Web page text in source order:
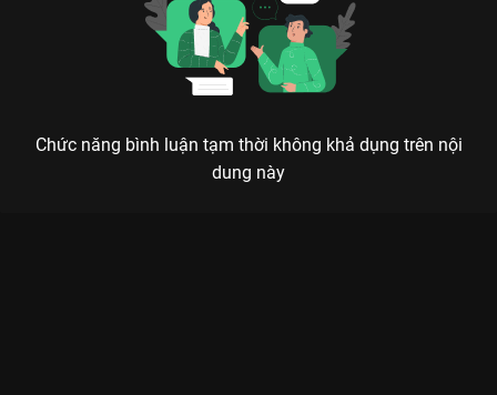
Chức năng bình luận tạm thời không khả dụng trên nội
dung này